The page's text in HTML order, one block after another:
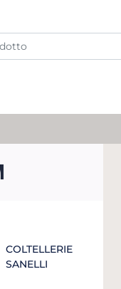
COLTELLERIE
SANELLI